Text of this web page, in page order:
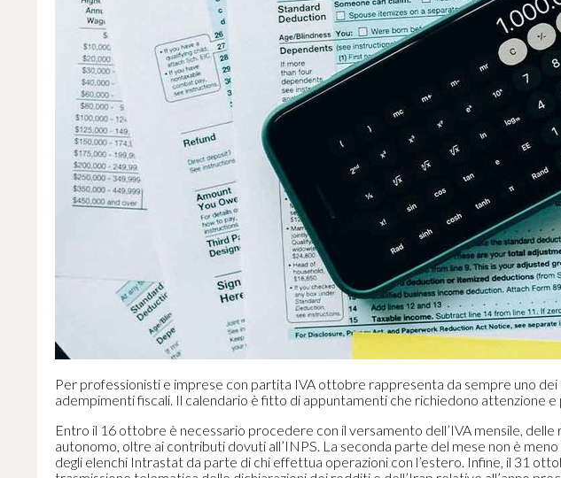
Per professionisti e imprese con partita IVA ottobre rappresenta da sempre uno dei
adempimenti fiscali. Il calendario è fitto di appuntamenti che richiedono attenzione e
Entro il 16 ottobre è necessario procedere con il versamento dell’IVA mensile,
autonomo, oltre ai contributi dovuti all’INPS. La seconda parte del mese non è
degli elenchi Intrastat da parte di chi effettua operazioni con l’estero. Infine, il 31